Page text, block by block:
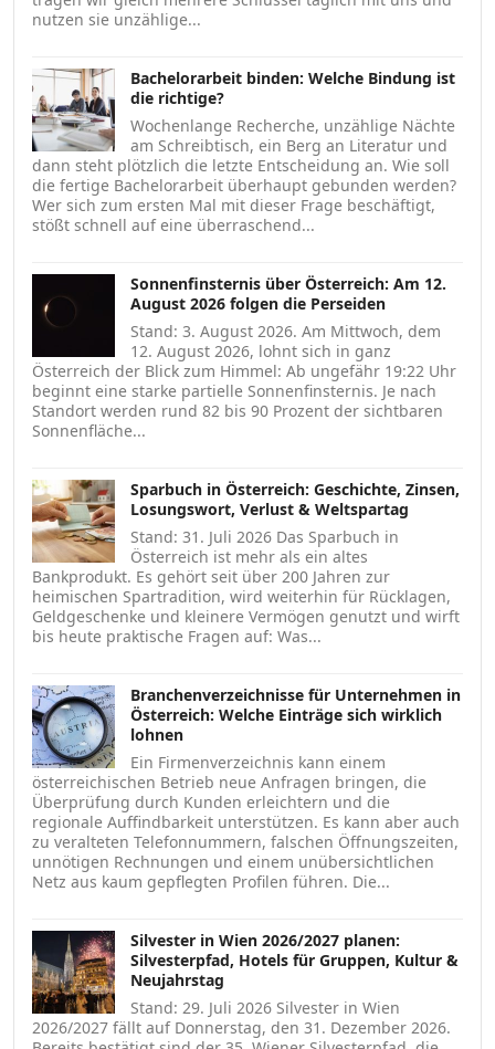
nutzen sie unzählige...
Bachelorarbeit binden: Welche Bindung ist
die richtige?
Wochenlange Recherche, unzählige Nächte
am Schreibtisch, ein Berg an Literatur und
dann steht plötzlich die letzte Entscheidung an. Wie soll
die fertige Bachelorarbeit überhaupt gebunden werden?
Wer sich zum ersten Mal mit dieser Frage beschäftigt,
stößt schnell auf eine überraschend...
Sonnenfinsternis über Österreich: Am 12.
August 2026 folgen die Perseiden
Stand: 3. August 2026. Am Mittwoch, dem
12. August 2026, lohnt sich in ganz
Österreich der Blick zum Himmel: Ab ungefähr 19:22 Uhr
beginnt eine starke partielle Sonnenfinsternis. Je nach
Standort werden rund 82 bis 90 Prozent der sichtbaren
Sonnenfläche...
Sparbuch in Österreich: Geschichte, Zinsen,
Losungswort, Verlust & Weltspartag
Stand: 31. Juli 2026 Das Sparbuch in
Österreich ist mehr als ein altes
Bankprodukt. Es gehört seit über 200 Jahren zur
heimischen Spartradition, wird weiterhin für Rücklagen,
Geldgeschenke und kleinere Vermögen genutzt und wirft
bis heute praktische Fragen auf: Was...
Branchenverzeichnisse für Unternehmen in
Österreich: Welche Einträge sich wirklich
lohnen
Ein Firmenverzeichnis kann einem
österreichischen Betrieb neue Anfragen bringen, die
Überprüfung durch Kunden erleichtern und die
regionale Auffindbarkeit unterstützen. Es kann aber auch
zu veralteten Telefonnummern, falschen Öffnungszeiten,
unnötigen Rechnungen und einem unübersichtlichen
Netz aus kaum gepflegten Profilen führen. Die...
Silvester in Wien 2026/2027 planen:
Silvesterpfad, Hotels für Gruppen, Kultur &
Neujahrstag
Stand: 29. Juli 2026 Silvester in Wien
2026/2027 fällt auf Donnerstag, den 31. Dezember 2026.